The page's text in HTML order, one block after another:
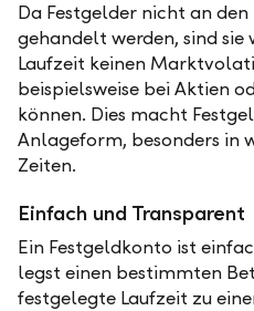
Da Festgelder nicht an
gehandelt werden, sind
Laufzeit keinen
beispielsweise bei Aktien
können. Dies macht
Anlageform, besonders in
Zeiten.
Einfach und Transparent
Ein Festgeldkonto ist
legst einen bestimmten
festgelegte Laufzeit zu